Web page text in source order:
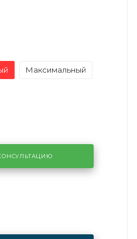
Максимальный